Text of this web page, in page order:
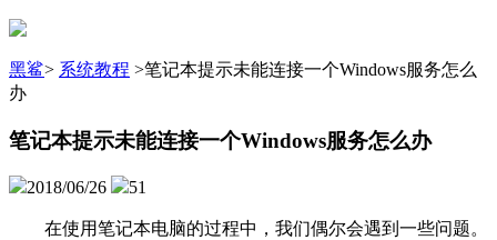
黑鲨> 系统教程 >笔记本提示未能连接一个Windows服务怎么
办
笔记本提示未能连接一个Windows服务怎么办
2018/06/26 51
在使用笔记本电脑的过程中，我们偶尔会遇到一些问题。